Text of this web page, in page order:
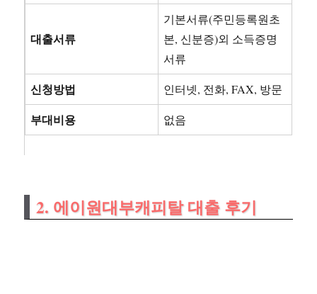
대출서류
기본서류(주민등록원초
본, 신분증)외 소득증명
서류
신청방법 인터넷, 전화, FAX, 방문
부대비용 없음
2. 에이원대부캐피탈 대출 후기